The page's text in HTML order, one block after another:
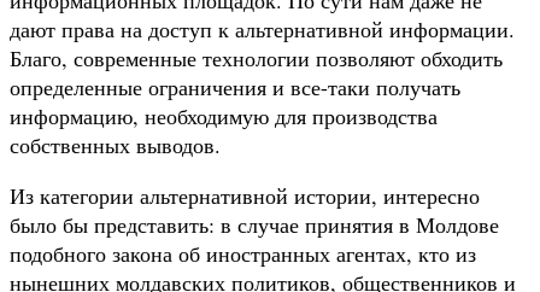
дают права на доступ к альтернативной информации.
Благо, современные технологии позволяют обходить
определенные ограничения и все-таки получать
информацию, необходимую для производства
собственных выводов.
Из категории альтернативной истории, интересно
было бы представить: в случае принятия в Молдове
подобного закона об иностранных агентах, кто из
нынешних молдавских политиков, общественников и